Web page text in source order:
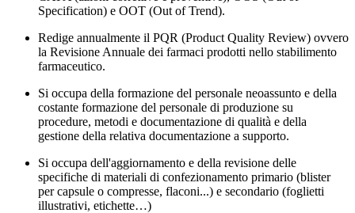
Specification) e OOT (Out of Trend).
Redige annualmente il PQR (Product Quality Review) ovvero
la Revisione Annuale dei farmaci prodotti nello stabilimento
farmaceutico.
Si occupa della formazione del personale neoassunto e della
costante formazione del personale di produzione su
procedure, metodi e documentazione di qualità e della
gestione della relativa documentazione a supporto.
Si occupa dell'aggiornamento e della revisione delle
specifiche di materiali di confezionamento primario (blister
per capsule o compresse, flaconi...) e secondario (foglietti
illustrativi, etichette…)